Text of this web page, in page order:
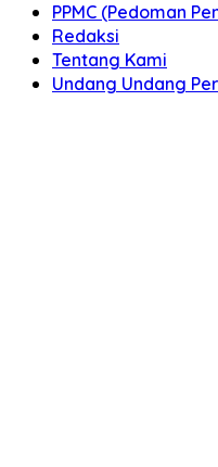
PPMC (Pedoman
Redaksi
Tentang Kami
Undang Undang